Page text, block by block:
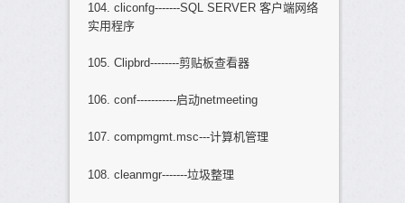
104. cliconfg-------SQL SERVER 客户端网络
实用程序
105. Clipbrd--------剪贴板查看器
106. conf-----------启动netmeeting
107. compmgmt.msc---计算机管理
108. cleanmgr-------垃圾整理